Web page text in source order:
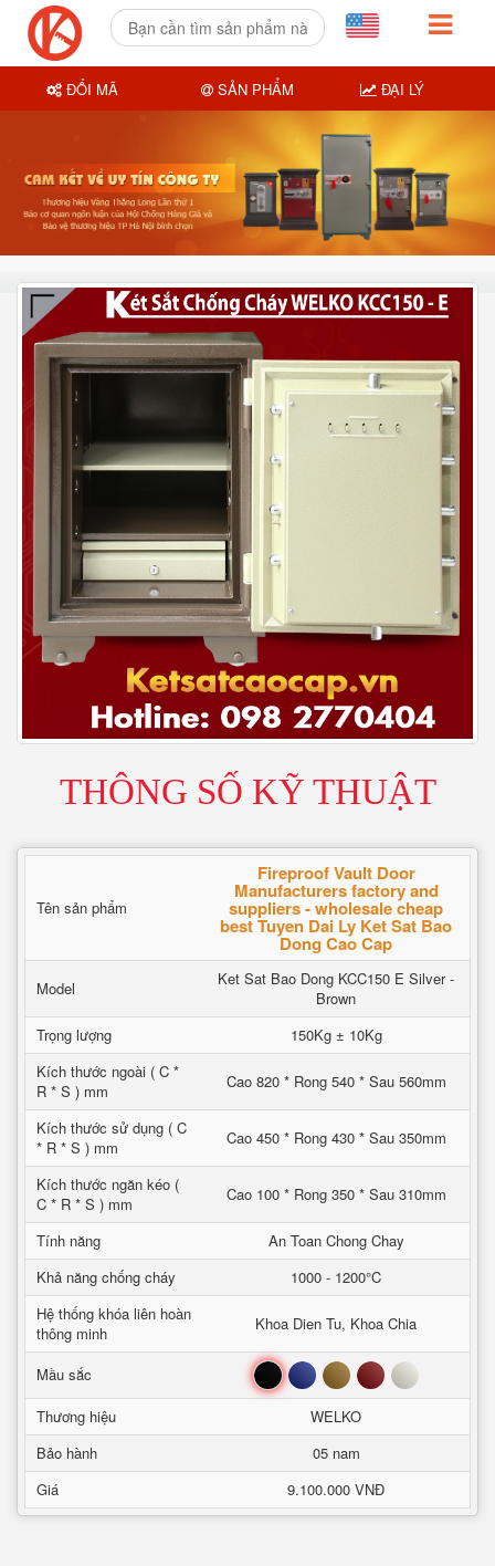
THÔNG SỐ KỸ THUẬT
Tên sản phẩm
Fireproof Vault Door
Manufacturers factory and
suppliers - wholesale cheap
best Tuyen Dai Ly Ket Sat Bao
Dong Cao Cap
Model
Ket Sat Bao Dong KCC150 E Silver -
Brown
Trọng lượng
150Kg ± 10Kg
Kích thước ngoài ( C *
R * S ) mm
Cao 820 * Rong 540 * Sau 560mm
Kích thước sử dụng ( C
* R * S ) mm
Cao 450 * Rong 430 * Sau 350mm
Kích thước ngăn kéo (
C * R * S ) mm
Cao 100 * Rong 350 * Sau 310mm
Tính năng
An Toan Chong Chay
Khả năng chống cháy
1000 - 1200°C
Hệ thống khóa liên hoàn
thông minh
Khoa Dien Tu, Khoa Chia
Mầu sắc Đen Xanh Nâu Đỏ Trắng
Thương hiệu
WELKO
Bảo hành
05 nam
Giá
9.100.000 VNĐ
ĐỔI MÃ SẢN PHẨM ĐẠI LÝ